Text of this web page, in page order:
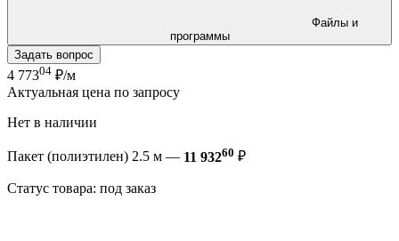
программы
Задать вопрос
4 77304 ₽/м
Актуальная цена по запросу
Нет в наличии
Пакет (полиэтилен) 2.5 м — 11 93260 ₽
Статус товара: под заказ